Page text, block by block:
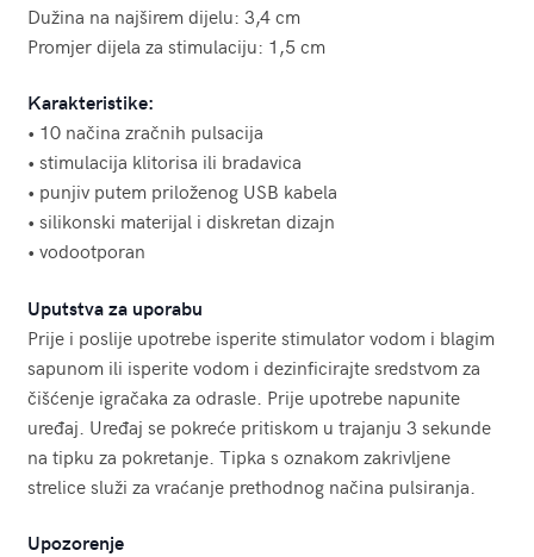
Dužina na najširem dijelu: 3,4 cm
Promjer dijela za stimulaciju: 1,5 cm
Karakteristike:
• 10 načina zračnih pulsacija
• stimulacija klitorisa ili bradavica
• punjiv putem priloženog USB kabela
• silikonski materijal i diskretan dizajn
• vodootporan
Uputstva za uporabu
Prije i poslije upotrebe isperite stimulator vodom i blagim
sapunom ili isperite vodom i dezinficirajte sredstvom za
čišćenje igračaka za odrasle. Prije upotrebe napunite
uređaj. Uređaj se pokreće pritiskom u trajanju 3 sekunde
na tipku za pokretanje. Tipka s oznakom zakrivljene
strelice služi za vraćanje prethodnog načina pulsiranja.
Upozorenje